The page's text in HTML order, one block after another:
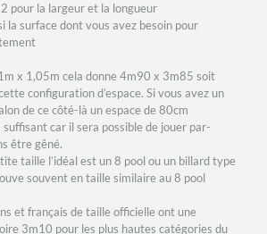
pour la largeur et la longueur
la surface dont vous avez besoin pour
x 1,05m cela donne 4m90 x 3m85 soit
configuration d’espace. Si vous avez un
de ce côté-là un espace de 80cm
car il sera possible de jouer par-
être gêné.
taille l’idéal est un 8 pool ou un billard type
souvent en taille similaire au 8 pool
et français de taille officielle ont une
3m10 pour les plus hautes catégories du